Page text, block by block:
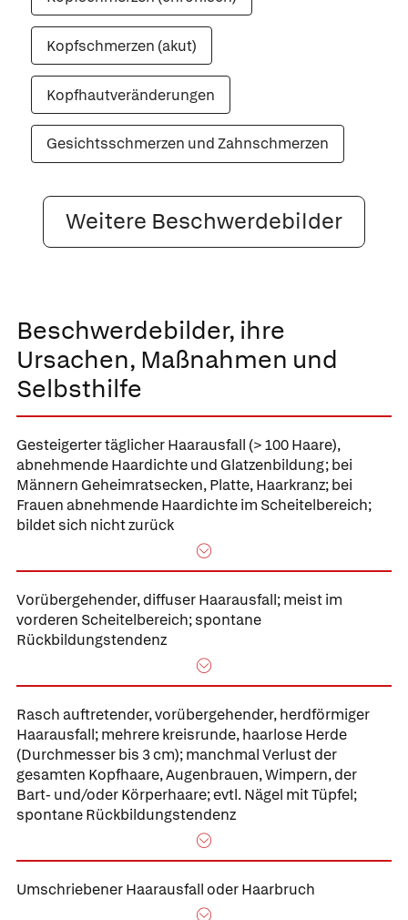
Kopfschmerzen (akut)
Kopfhautveränderungen
Gesichtsschmerzen und Zahnschmerzen
Weitere Beschwerdebilder
Beschwerdebilder, ihre
Ursachen, Maßnahmen und
Selbsthilfe
Gesteigerter täglicherHaarausfall (> 100 Haare),
abnehmende Haardichte und Glatzenbildung;bei
Männern Geheimratsecken, Platte, Haarkranz; bei
Frauen abnehmende Haardichte im Scheitelbereich;
bildet sich nicht zurück
Vorübergehender, diffuser Haarausfall;meist im
vorderen Scheitelbereich; spontane
Rückbildungstendenz
Rasch auftretender, vorübergehender,herdförmiger
Haarausfall;mehrere kreisrunde, haarlose Herde
(Durchmesser bis 3 cm); manchmal Verlust der
gesamten Kopfhaare, Augenbrauen, Wimpern, der
Bart- und/oder Körperhaare; evtl. Nägel mit Tüpfel;
spontane Rückbildungstendenz
Umschriebener Haarausfall oder Haarbruch